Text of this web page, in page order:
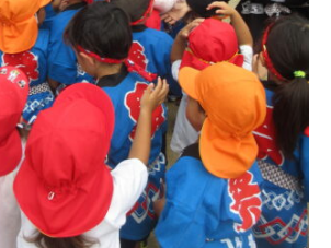
ど
も
園
ひ
ら
り
す